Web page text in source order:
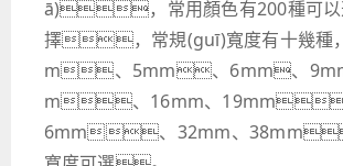
ā)，常用顏色有200種可以
擇，常規(guī)寬度有十幾種
m、5mm、6mm、
m、16mm、19mm
6mm、32mm、